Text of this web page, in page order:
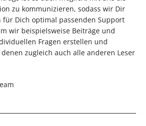
zu kommunizieren, sodass wir Dir
für Dich optimal passenden Support
wir beispielsweise Beiträge und
Fragen erstellen und
zugleich auch alle anderen Leser